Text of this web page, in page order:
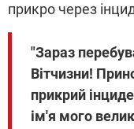
прикро через
"Зараз
Вітчизни!
прикрий
ім'я мого